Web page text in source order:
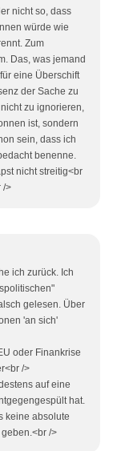
nicht so, dass
würde wie
Zum
Das, was jemand
eine Überschift
der Sache zu
zu ignorieren,
ist, sondern
sein, dass ich
benenne.
nicht streitig<br
/>
ich zurück. Ich
gelesen. Über
'an sich'
oder Finankrise
/>
auf eine
hat.
keine absolute
/>